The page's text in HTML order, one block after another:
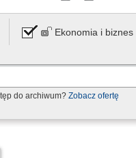
Ekonomia i biznes
do archiwum? Zobacz ofertę